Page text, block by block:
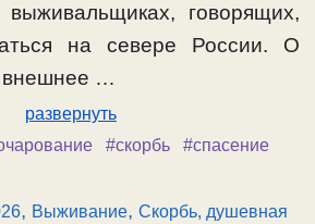
говорящих,
на севере России. О
внешнее …
развернуть
#скорбь
#спасение
, Выживание,Скорбь, душевная